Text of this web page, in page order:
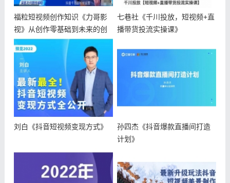
福粒短视频创作知识《力哥影
视》从创作零基础到未来的创
作变现
七巷社《千川投放，短视频+直
播带货投流实操课》
刘白《抖音短视频变现方式》
孙四杰《抖音爆款直播间打造
计划》